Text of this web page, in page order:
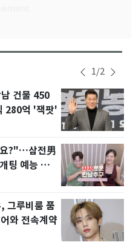
1/2
건물 450
280억 '잭팟'
?"…삼전男
팅 예능 화
그루비룸 품
와 전속계약